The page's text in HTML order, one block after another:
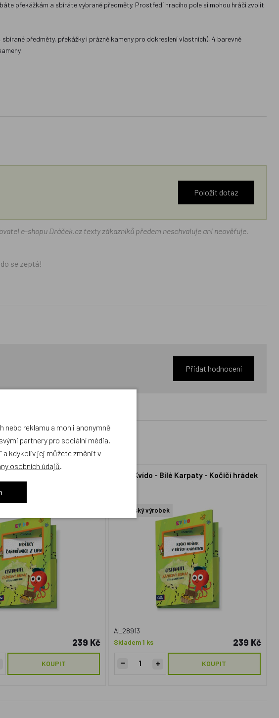
překážkám a sbíráte vybrané předměty. Prostředí hracího pole si mohou hráči zvolit
předměty, překážky i prázné kameny pro dokreslení vlastních), 4 barevné
Položit dotaz
e-shopu Dráček.cz texty zákazníků předem neschvaluje ani neověřuje.
se zeptá!
Přidat hodnocení
239 Kč
KOUPIT
Albi, Kvído - Bílé Karpaty - Kočičí hrádek
Český výrobek
AL28913
Skladem 1 ks
239 Kč
KOUPIT
nebo reklamu a mohli anonymně
partnery pro sociální média,
a kdykoliv jej můžete změnit v
osobních údajů.